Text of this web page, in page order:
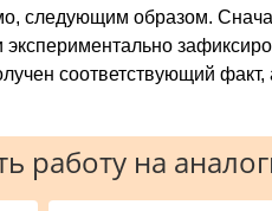
сле­дующим образом.
соответствующий
работу на